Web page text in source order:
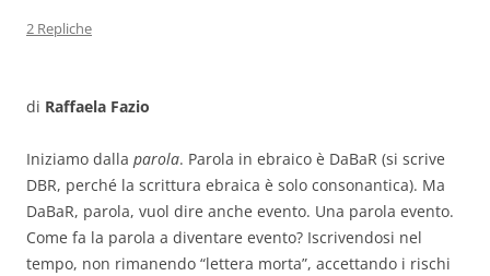
2 Repliche
di Raffaela Fazio
Iniziamo dalla parola. Parola in ebraico è DaBaR (si scrive
DBR, perché la scrittura ebraica è solo consonantica). Ma
DaBaR, parola, vuol dire anche evento. Una parola evento.
Come fa la parola a diventare evento? Iscrivendosi nel
tempo, non rimanendo “lettera morta”, accettando i rischi